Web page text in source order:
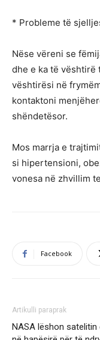
* Probleme të
Nëse vëreni se
dhe e ka të vështirë
vështirësi në
kontaktoni
shëndetësor.
Mos marrja e
si hipertensioni,
vonesa në zhvillim
Facebook
Artikulli paraprak
NASA lëshon satelitin